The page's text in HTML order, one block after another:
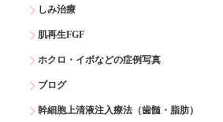
しみ治療
肌再生FGF
ホクロ・イボなどの症例写真
ブログ
幹細胞上清液注入療法（歯髄・脂肪）